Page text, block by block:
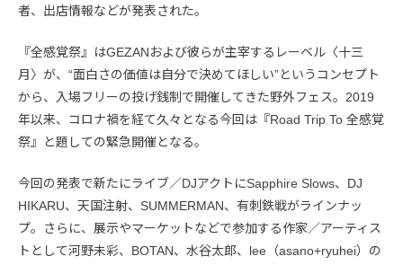
者、出店情報などが発表された。
『全感覚祭』はGEZANおよび彼らが主宰するレーベル〈十三
月〉が、“面白さの価値は自分で決めてほしい”というコンセプト
から、入場フリーの投げ銭制で開催してきた野外フェス。2019
年以来、コロナ禍を経て久々となる今回は『Road Trip To 全感覚
祭』と題しての緊急開催となる。
今回の発表で新たにライブ／DJアクトにSapphire Slows、DJ
HIKARU、天国注射、SUMMERMAN、有刺鉄戦がラインナッ
プ。さらに、展示やマーケットなどで参加する作家／アーティス
トとして河野未彩、BOTAN、水谷太郎、lee（asano+ryuhei）の